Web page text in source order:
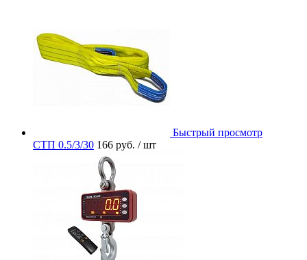
Быстрый просмотр
СТП 0.5/3/30 166 руб. / шт